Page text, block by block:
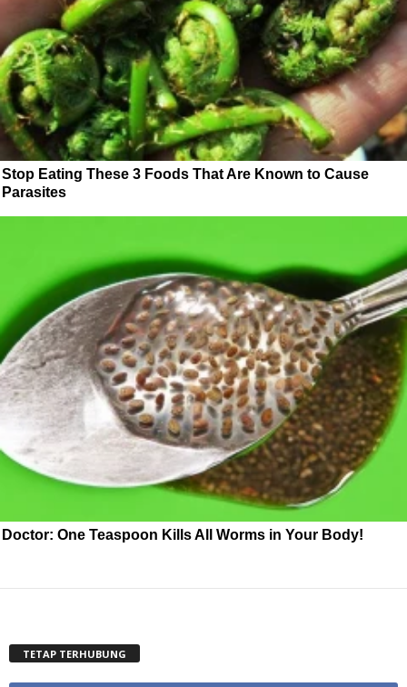
Stop Eating These 3 Foods That Are Known to Cause
Parasites
Doctor: One Teaspoon Kills All Worms in Your Body!
TETAP TERHUBUNG